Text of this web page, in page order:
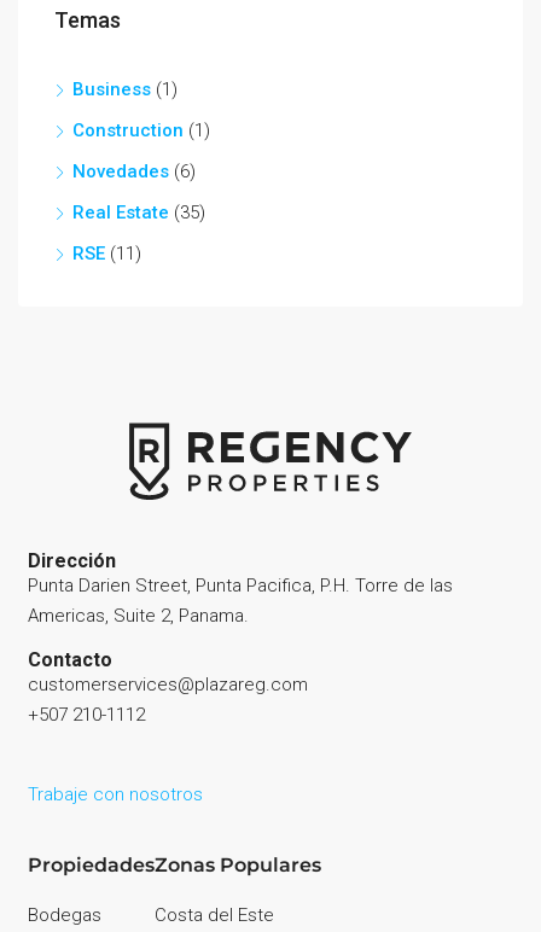
Temas
Business (1)
Construction (1)
Novedades (6)
Real Estate (35)
RSE (11)
Dirección
Punta Darien Street, Punta Pacifica, P.H. Torre de las
Americas, Suite 2, Panama.
Contacto
customerservices@plazareg.com
+507 210-1112
Trabaje con nosotros
Propiedades
Bodegas
Zonas Populares
Costa del Este